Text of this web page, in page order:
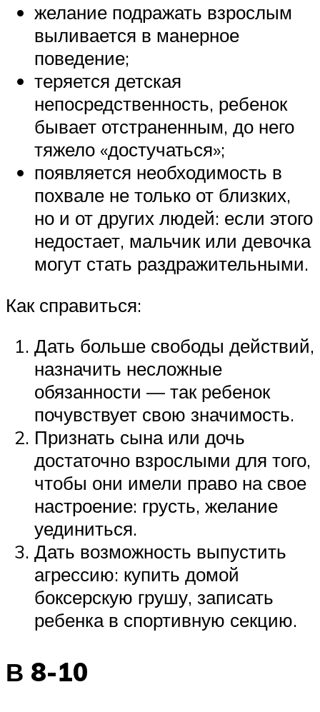
желание подражать взрослым
выливается в манерное
поведение;
теряется детская
непосредственность, ребенок
бывает отстраненным, до него
тяжело «достучаться»;
появляется необходимость в
похвале не только от близких,
но и от других людей: если этого
недостает, мальчик или девочка
могут стать раздражительными.
Как справиться:
Дать больше свободы действий,
назначить несложные
обязанности — так ребенок
почувствует свою значимость.
Признать сына или дочь
достаточно взрослыми для того,
чтобы они имели право на свое
настроение: грусть, желание
уединиться.
Дать возможность выпустить
агрессию: купить домой
боксерскую грушу, записать
ребенка в спортивную секцию.
В 8-10